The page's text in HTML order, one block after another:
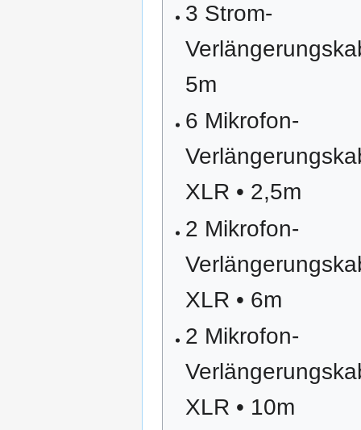
3 Strom-
5m
6 Mikrofon-
XLR • 2,5m
2 Mikrofon-
XLR • 6m
2 Mikrofon-
XLR • 10m